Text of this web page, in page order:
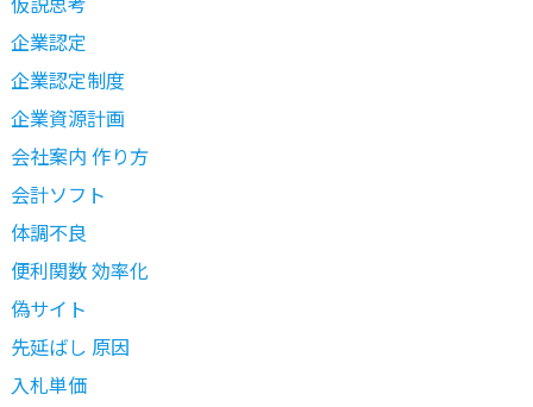
企業認定
企業認定制度
企業資源計画
会社案内 作り方
会計ソフト
体調不良
便利関数 効率化
偽サイト
先延ばし 原因
入札単価